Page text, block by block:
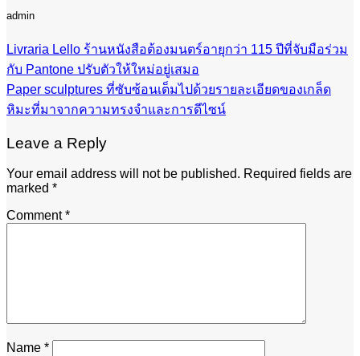
admin
Livraria Lello ร้านหนังสือต้องมนตร์อายุกว่า 115 ปีที่จับมือร่วม
กับ Pantone ปรับตัวให้ใหม่อยู่เสมอ
Paper sculptures ที่ซับซ้อนเต็มไปด้วยรายละเอียดของเกล็ด
หิมะที่มาจากความทรงจำและการดีไซน์
Leave a Reply
Your email address will not be published. Required fields are
marked *
Comment*
Name *